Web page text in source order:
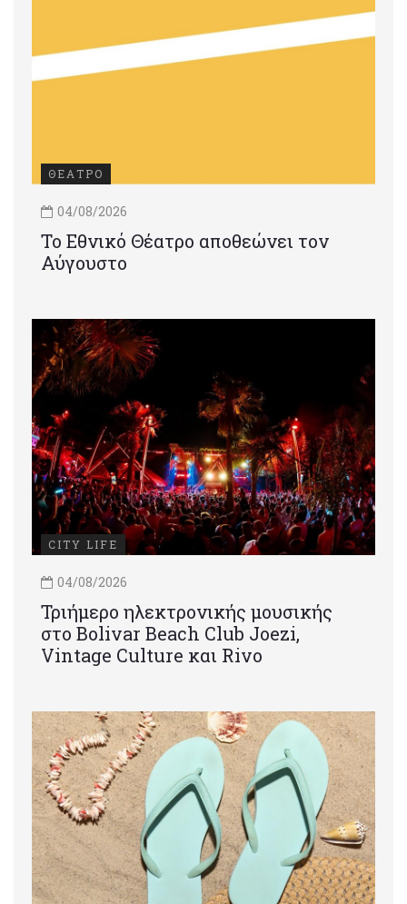
ΘΕΑΤΡΟ
04/08/2026
Το Εθνικό Θέατρο αποθεώνει τον
Αύγουστο
CITY LIFE
04/08/2026
Τριήμερο ηλεκτρονικής μουσικής
στο Bolivar Beach Club Joezi,
Vintage Culture και Rivo